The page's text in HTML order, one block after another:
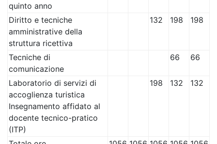
quinto anno
Diritto e tecniche
amministrative della
struttura ricettiva
132 198 198
Tecniche di
comunicazione
66 66
Laboratorio di servizi di
accoglienza turistica
Insegnamento affidato al
docente tecnico-pratico
(ITP)
198 132 132